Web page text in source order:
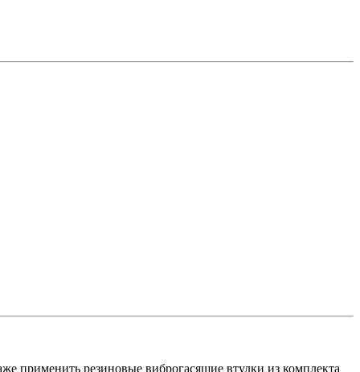
применить резиновые виброгасящие втулки из комплекта